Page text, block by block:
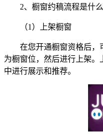
2、橱窗约稿流程是什么
（1）上架橱窗
在您开通橱窗资格后，
为橱窗位，然后进行上架。
中进行展示和推荐。